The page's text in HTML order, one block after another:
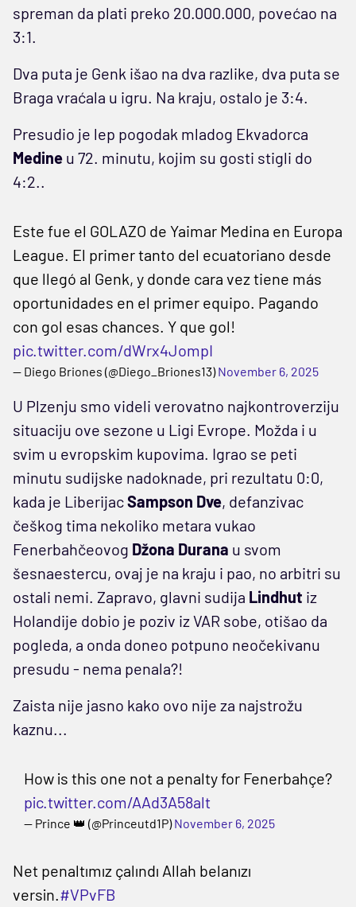
spreman da plati preko 20.000.000, povećao na
3:1.
Dva puta je Genk išao na dva razlike, dva puta se
Braga vraćala u igru. Na kraju, ostalo je 3:4.
Presudio je lep pogodak mladog Ekvadorca
Medine u 72. minutu, kojim su gosti stigli do
4:2..
Este fue el GOLAZO de Yaimar Medina en Europa
League. El primer tanto del ecuatoriano desde
que llegó al Genk, y donde cara vez tiene más
oportunidades en el primer equipo. Pagando
con gol esas chances. Y que gol!
pic.twitter.com/dWrx4JompI
— Diego Briones (@Diego_Briones13)November 6, 2025
U Plzenju smo videli verovatno najkontroverziju
situaciju ove sezone u Ligi Evrope. Možda i u
svim u evropskim kupovima. Igrao se peti
minutu sudijske nadoknade, pri rezultatu 0:0,
kada je LiberijacSampson Dve, defanzivac
češkog tima nekoliko metara vukao
Fenerbahčeovog Džona Durana u svom
šesnaestercu, ovaj je na kraju i pao, no arbitri su
ostali nemi. Zapravo, glavni sudija Lindhut iz
Holandije dobio je poziv iz VAR sobe, otišao da
pogleda, a onda doneo potpuno neočekivanu
presudu - nema penala?!
Zaista nije jasno kako ovo nije za najstrožu
kaznu...
How is this one not a penalty for Fenerbahçe?
pic.twitter.com/AAd3A58alt
— Prince 👑 (@Princeutd1P)November 6, 2025
Net penaltımız çalındı Allah belanızı
versin.#VPvFB